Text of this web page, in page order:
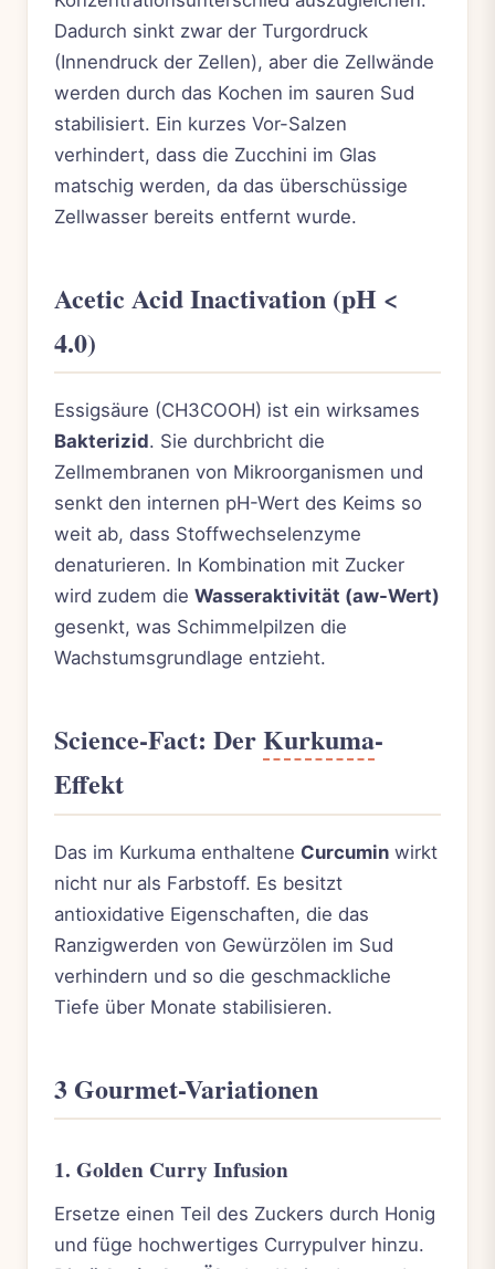
Dadurch sinkt zwar der Turgordruck
(Innendruck der Zellen), aber die Zellwände
werden durch das Kochen im sauren Sud
stabilisiert. Ein kurzes Vor-Salzen
verhindert, dass die Zucchini im Glas
matschig werden, da das überschüssige
Zellwasser bereits entfernt wurde.
Acetic Acid Inactivation (pH <
4.0)
Essigsäure (CH3COOH) ist ein wirksames
Bakterizid. Sie durchbricht die
Zellmembranen von Mikroorganismen und
senkt den internen pH-Wert des Keims so
weit ab, dass Stoffwechselenzyme
denaturieren. In Kombination mit Zucker
wird zudem die Wasseraktivität (aw-Wert)
gesenkt, was Schimmelpilzen die
Wachstumsgrundlage entzieht.
Science-Fact: DerKurkuma-
Effekt
Das im Kurkuma enthaltene Curcumin wirkt
nicht nur als Farbstoff. Es besitzt
antioxidative Eigenschaften, die das
Ranzigwerden von Gewürzölen im Sud
verhindern und so die geschmackliche
Tiefe über Monate stabilisieren.
3 Gourmet-Variationen
1. Golden Curry Infusion
Ersetze einen Teil des Zuckers durch Honig
und füge hochwertiges Currypulver hinzu.